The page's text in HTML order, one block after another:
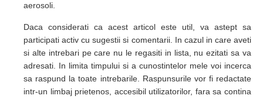
aerosoli.
Daca considerati ca acest articol este util, va astept sa
participati activ cu sugestii si comentarii. In cazul in care aveti
si alte intrebari pe care nu le regasiti in lista, nu ezitati sa va
adresati. In limita timpului si a cunostintelor mele voi incerca
sa raspund la toate intrebarile. Raspunsurile vor fi redactate
intr-un limbaj prietenos, accesibil utilizatorilor, fara sa contina